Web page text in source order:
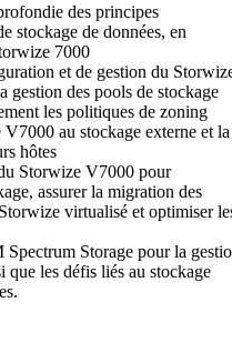
des principes
stockage de données, en
7000
et de gestion du
des pools de stockage
les politiques de zoning
au stockage externe et la
hôtes
Storwize V7000 pour
assurer la migration des
virtualisé et optimiser
Storage pour la
que les défis liés au stockage